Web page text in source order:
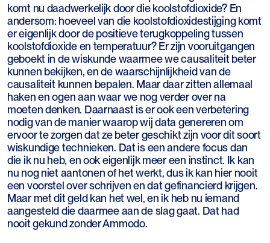
komt nu daadwerkelijk door die koolstofdioxide? En
andersom: hoeveel van die koolstofdioxidestijging komt
er eigenlijk door de positieve terugkoppeling tussen
koolstofdioxide en temperatuur? Er zijn vooruitgangen
geboekt in de wiskunde waarmee we causaliteit beter
kunnen bekijken, en de waarschijnlijkheid van de
causaliteit kunnen bepalen. Maar daar zitten allemaal
haken en ogen aan waar we nog verder over na
moeten denken. Daarnaast is er ook een verbetering
nodig van de manier waarop wij data genereren om
ervoor te zorgen dat ze beter geschikt zijn voor dit soort
wiskundige technieken. Dat is een andere focus dan
die ik nu heb, en ook eigenlijk meer een instinct. Ik kan
nu nog niet aantonen of het werkt, dus ik kan hier nooit
een voorstel over schrijven en dat gefinancierd krijgen.
Maar met dit geld kan het wel, en ik heb nu iemand
aangesteld die daarmee aan de slag gaat. Dat had
nooit gekund zonder Ammodo.